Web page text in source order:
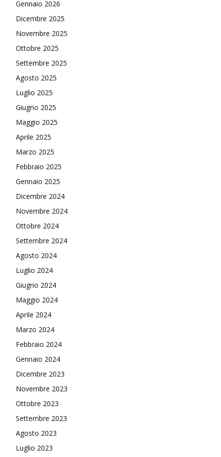
Gennaio 2026
Dicembre 2025
Novembre 2025
Ottobre 2025
Settembre 2025
Agosto 2025
Luglio 2025
Giugno 2025
Maggio 2025
Aprile 2025
Marzo 2025
Febbraio 2025
Gennaio 2025
Dicembre 2024
Novembre 2024
Ottobre 2024
Settembre 2024
Agosto 2024
Luglio 2024
Giugno 2024
Maggio 2024
Aprile 2024
Marzo 2024
Febbraio 2024
Gennaio 2024
Dicembre 2023
Novembre 2023
Ottobre 2023
Settembre 2023
Agosto 2023
Luglio 2023